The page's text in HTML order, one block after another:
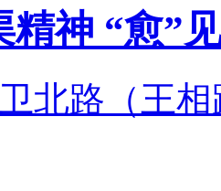
精神 “愈”
北路（王